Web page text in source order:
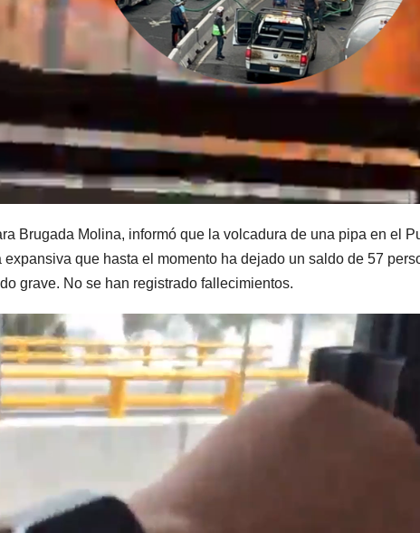
Brugada Molina, informó que la volcadura de una pipa en el
que hasta el momento ha dejado un saldo de 57
grave. No se han registrado fallecimientos.